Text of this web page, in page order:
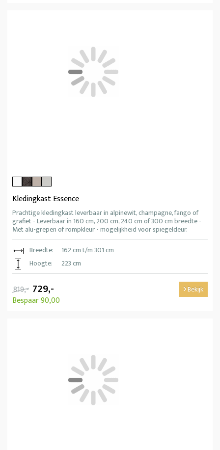
Kledingkast Essence
Prachtige kledingkast leverbaar in alpinewit, champagne, fango of
grafiet - Leverbaar in 160 cm, 200 cm, 240 cm of 300 cm breedte -
Met alu-grepen of rompkleur - mogelijkheid voor spiegeldeur.
Breedte:
162 cm t/m 301 cm
Hoogte:
223 cm
819,- 729,-
Bespaar 90,00
Bekijk